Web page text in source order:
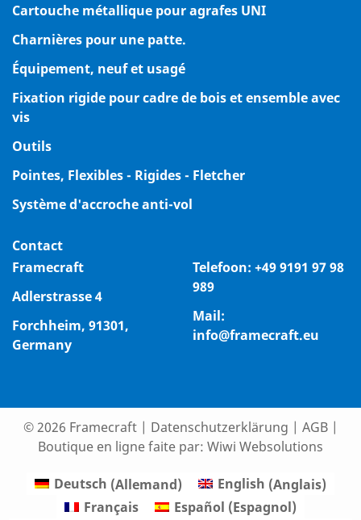
Cartouche métallique pour agrafes UNI
Charnières pour une patte.
Équipement, neuf et usagé
Fixation rigide pour cadre de bois et ensemble avec
vis
Outils
Pointes, Flexibles - Rigides - Fletcher
Système d'accroche anti-vol
Contact
Framecraft
Adlerstrasse 4
Forchheim, 91301,
Germany
Telefoon: +49 9191 97 98
989
Mail:
info@framecraft.eu
© 2026 Framecraft | Datenschutzerklärung | AGB|
Boutique en ligne faite par: Wiwi Websolutions
Deutsch (Allemand) English (Anglais)
Français
Español (Espagnol)